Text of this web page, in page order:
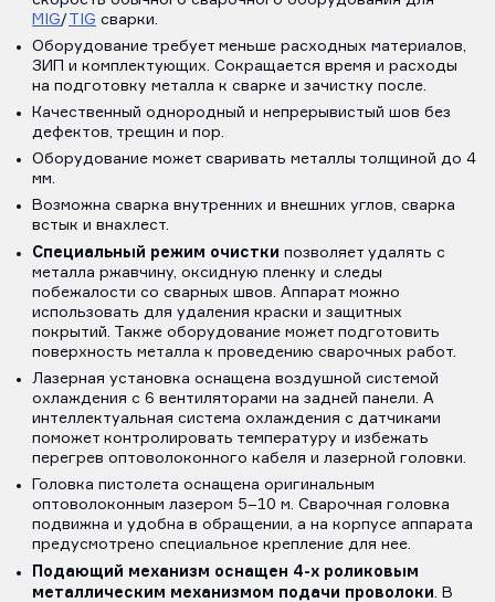
MIG/TIG сварки.
Оборудование требует меньше расходных материалов,
ЗИП и комплектующих. Сокращается время и расходы
на подготовку металла к сварке и зачистку после.
Качественный однородный и непрерывистый шов без
дефектов, трещин и пор.
Оборудование может сваривать металлы толщиной до 4
мм.
Возможна сварка внутренних и внешних углов, сварка
встык и внахлест.
Специальный режим очистки позволяет удалять с
металла ржавчину, оксидную пленку и следы
побежалости со сварных швов. Аппарат можно
использовать для удаления краски и защитных
покрытий. Также оборудование может подготовить
поверхность металла к проведению сварочных работ.
Лазерная установка оснащена воздушной системой
охлаждения с 6 вентиляторами на задней панели. А
интеллектуальная система охлаждения с датчиками
поможет контролировать температуру и избежать
перегрев оптоволоконного кабеля и лазерной головки.
Головка пистолета оснащена оригинальным
оптоволоконным лазером 5–10 м. Сварочная головка
подвижна и удобна в обращении, а на корпусе аппарата
предусмотрено специальное крепление для нее.
Подающий механизм оснащен 4-х роликовым
металлическим механизмом подачи проволоки . В